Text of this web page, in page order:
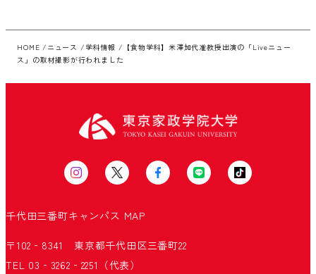
HOME ニュース 学科情報
【食物学科】米澤加代准教授出演の「Liveニュー
ス」の取材撮影が行われました
千代田三番町キャンパス MAP
〒102‐8341 東京都千代田区三番町22
TEL 03‐3262‐2251（代表）